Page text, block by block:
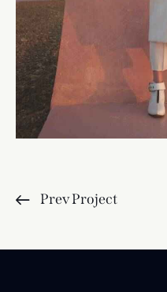
Prev Project